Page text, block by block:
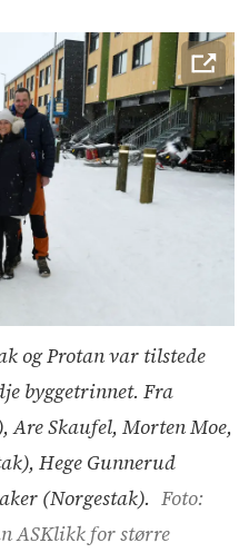
mer energi
og
dørene til
løsningen kan
i
verdens første
største
på Lørenskog
enn du
og Protan var tilstede
byggetrinnet. Fra
Are Skaufel, Morten Moe,
Hege Gunnerud
(Norgestak). Foto:
ASKlikk for større